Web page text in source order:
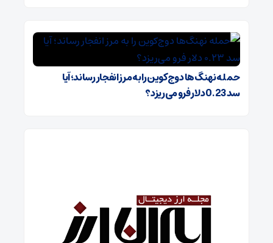
حمله نهنگ‌ها دوج‌کوین را به مرز انفجار رساند؛ آیا
سد 0.23 دلار فرو می‌ریزد؟